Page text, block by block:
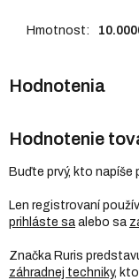
Hmotnost:
Hodnotenie
Buďte prvý, kto napíše
Len registrovaní
prihláste sa alebo sa
Značka Ruris
záhradnej techniky,